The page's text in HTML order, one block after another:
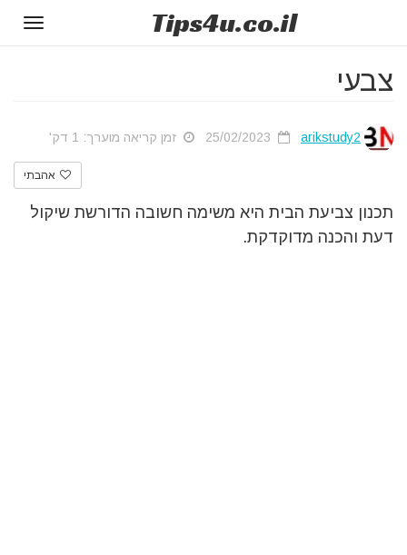
Tips4u.co.il
צבעי
arikstudy2 זמן קריאה מוערך: 1 דק'
אהבתי
תכנון צביעת הבית היא משימה חשובה הדורשת שיקול
דעת והכנה מדוקדקת.